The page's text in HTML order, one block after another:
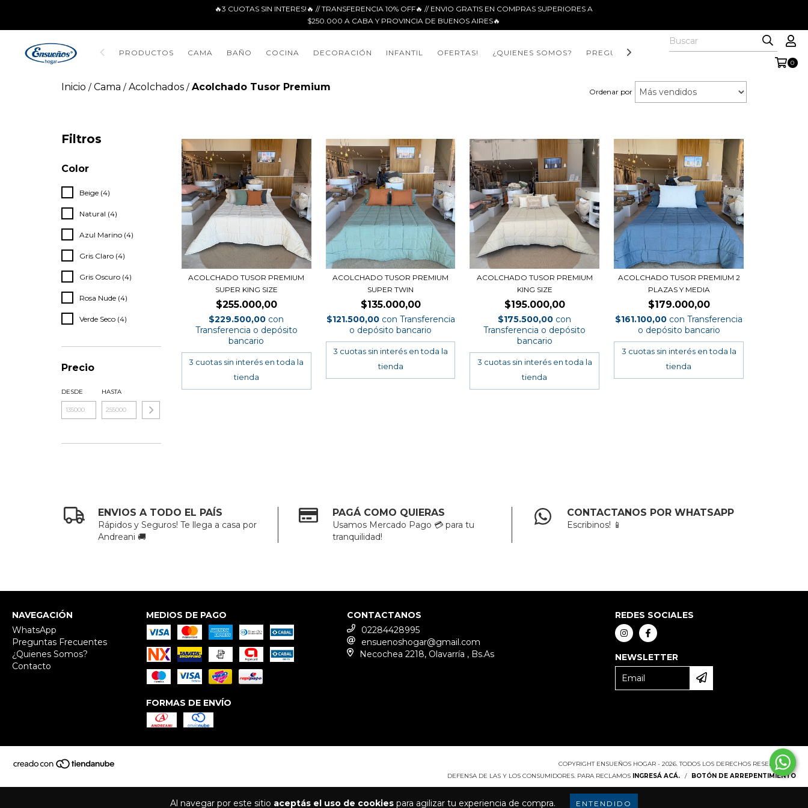
Al navegar por este sitio aceptás el uso de cookies para agilizar tu experiencia de compra. ENTENDIDO
🔥3 CUOTAS SIN INTERES!🔥 // TRANSFERENCIA 10% OFF🔥 // ENVIO GRATIS EN COMPRAS SUPERIORES A
$250.000 A CABA Y PROVINCIA DE BUENOS AIRES🔥
PRODUCTOS CAMA BAÑO COCINA DECORACIÓN INFANTIL OFERTAS! ¿QUIENES SOMOS? PREGUNTAS FRECUENTES WHATSAPP
0
Inicio / Cama / Acolchados / Acolchado Tusor Premium Ordenar por
Filtros
Color
Beige (4)
Natural (4)
Azul Marino (4)
Gris Claro (4)
Gris Oscuro (4)
Rosa Nude (4)
Verde Seco (4)
Precio
DESDE HASTA
ACOLCHADO TUSOR PREMIUM
SUPER KING SIZE
$255.000,00
$229.500,00 con
Transferencia o depósito
bancario
ACOLCHADO TUSOR PREMIUM
SUPER TWIN
$135.000,00
$121.500,00 con Transferencia
o depósito bancario
ACOLCHADO TUSOR PREMIUM
KING SIZE
$195.000,00
$175.500,00 con
Transferencia o depósito
bancario
ACOLCHADO TUSOR PREMIUM 2
PLAZAS Y MEDIA
$179.000,00
$161.100,00 con Transferencia
o depósito bancario
ENVIOS A TODO EL PAÍS
Rápidos y Seguros! Te llega a casa por
Andreani 🚚
PAGÁ COMO QUIERAS
Usamos Mercado Pago 💳 para tu
tranquilidad!
CONTACTANOS POR WHATSAPP
Escribinos! 📱
NAVEGACIÓN
WhatsApp
Preguntas Frecuentes
¿Quienes Somos?
Contacto
MEDIOS DE PAGO
FORMAS DE ENVÍO
CONTACTANOS
02284428995
ensuenoshogar@gmail.com
Necochea 2218, Olavarría , Bs.As
REDES SOCIALES
NEWSLETTER
COPYRIGHT ENSUEÑOS HOGAR - 2026. TODOS LOS DERECHOS RESERVADOS.
DEFENSA DE LAS Y LOS CONSUMIDORES. PARA RECLAMOS INGRESÁ ACÁ. / BOTÓN DE ARREPENTIMIENTO